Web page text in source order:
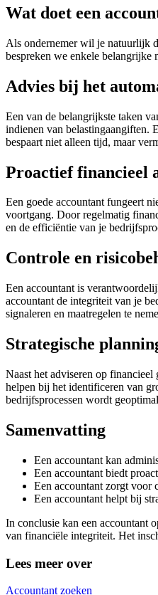
Wat doet een
Als ondernemer wil je natuurlijk
bespreken we enkele belangrijke
Advies bij het
Een van de belangrijkste taken
indienen van belastingaangiften.
bespaart niet alleen tijd, maar
Proactief financieel
Een goede accountant fungeert
voortgang. Door regelmatig
en de efficiëntie van je
Controle en
Een accountant is
accountant de integriteit van je
signaleren en maatregelen te
Strategische
Naast het adviseren op
helpen bij het identificeren van
bedrijfsprocessen wordt
Samenvatting
Een accountant kan
Een accountant biedt
Een accountant zorgt voor
Een accountant helpt bij
In conclusie kan een accountant
van financiële integriteit. Het
Lees meer over
Accountant zoeken